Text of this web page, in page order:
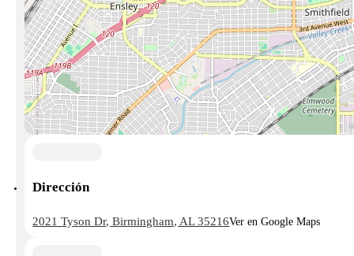
Dirección
2021 Tyson Dr, Birmingham, AL 35216Ver en Google Maps